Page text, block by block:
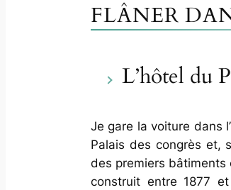
FLÂNER
L’hôtel du
Je gare la voiture dans
Palais des congrès et,
des premiers bâtiments
construit entre 1877